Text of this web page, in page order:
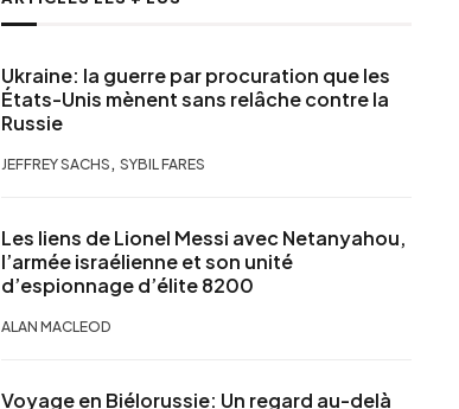
Ukraine: la guerre par procuration que les
États-Unis mènent sans relâche contre la
Russie
JEFFREY SACHS , SYBIL FARES
Les liens de Lionel Messi avec Netanyahou,
l’armée israélienne et son unité
d’espionnage d’élite 8200
ALAN MACLEOD
Voyage en Biélorussie: Un regard au-delà